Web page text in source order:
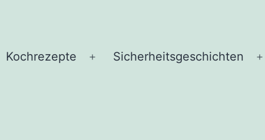
Kochrezepte
Menü
Sicherheitsgeschichten